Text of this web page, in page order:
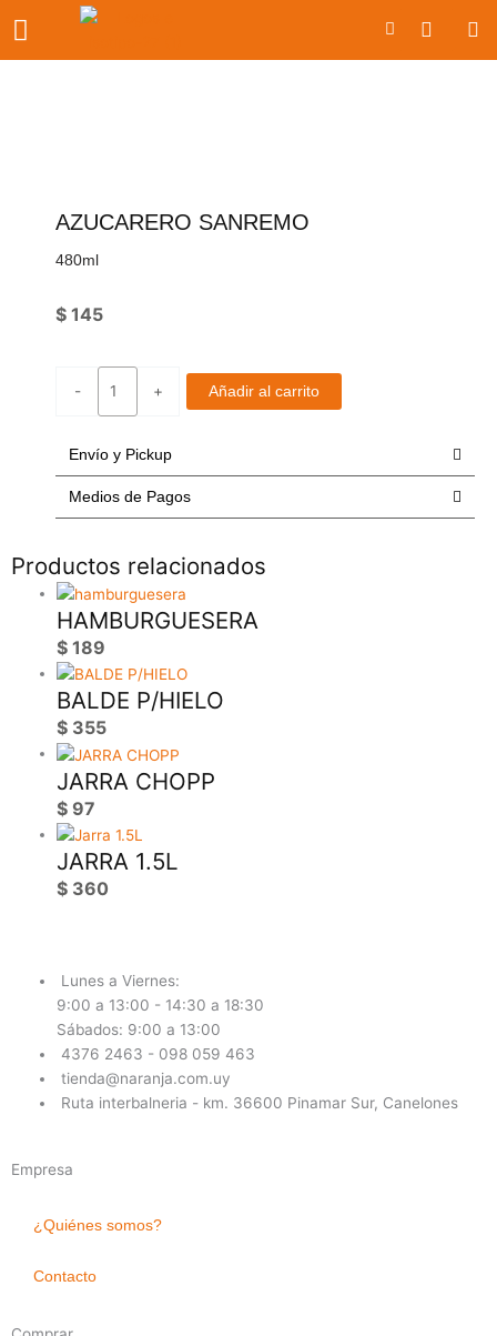
contenido
Carrito
AZUCARERO SANREMO
480ml
$ 145
-
Sanremo
+ Añadir al carrito
Envío y Pickup
Medios de Pagos
Productos relacionados
HAMBURGUESERA
$ 189
BALDE P/HIELO
$ 355
JARRA CHOPP
$ 97
JARRA 1.5L
$ 360
Lunes a Viernes:
9:00 a 13:00 - 14:30 a 18:30
Sábados: 9:00 a 13:00
4376 2463 - 098 059 463
tienda@naranja.com.uy
Ruta interbalneria - km. 36600 Pinamar Sur, Canelones
Empresa
¿Quiénes somos?
Contacto